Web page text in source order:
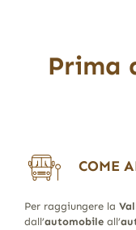
Prima
COME
Per raggiungere la
dall’automobileall’